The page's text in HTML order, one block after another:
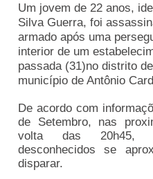
Um jovem de 22 anos,
Silva Guerra, foi
armado após uma
interior de um
passada (31)no distrito
município de Antônio
De acordo com
de Setembro, nas
volta das 20h45,
desconhecidos se
disparar.